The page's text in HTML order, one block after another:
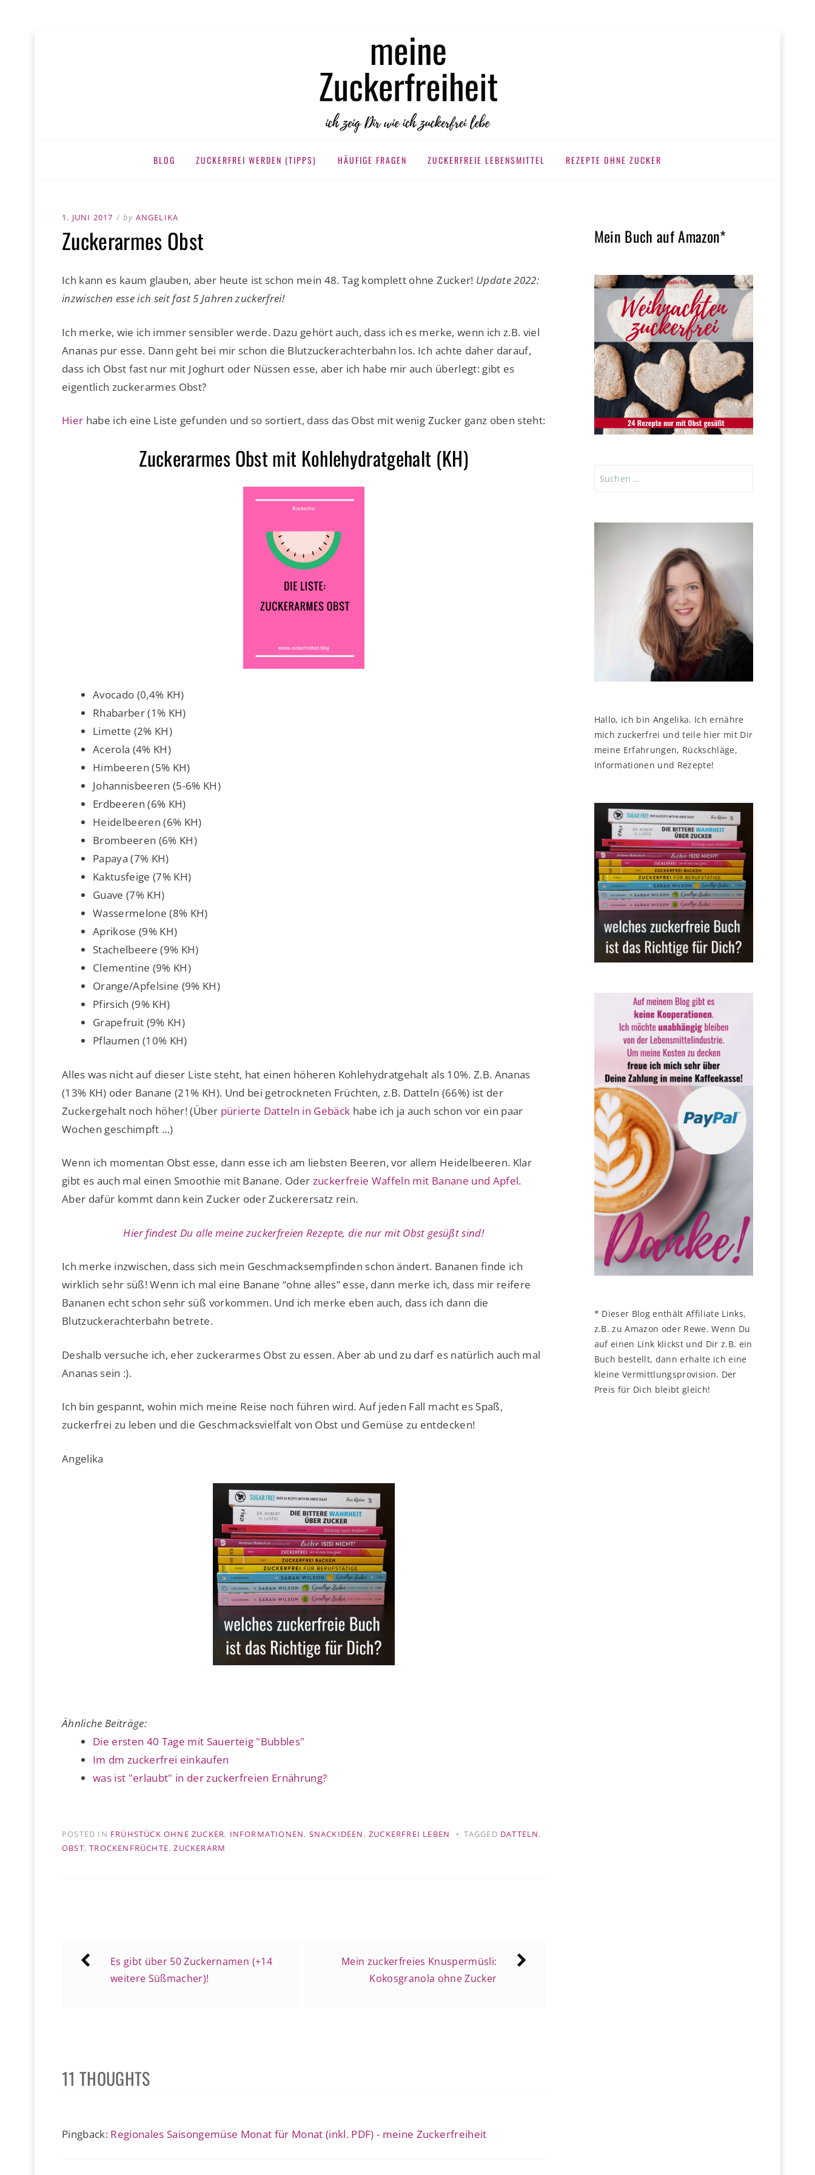
MEINE ZUCKERFREIHEIT
BLOG ZUCKERFREI WERDEN (TIPPS) HÄUFIGE FRAGEN ZUCKERFREIE LEBENSMITTEL REZEPTE OHNE ZUCKER
POSTED
ON
1. JUNI 2017 by ANGELIKA
Zuckerarmes Obst
Ich kann es kaum glauben, aber heute ist schon mein 48. Tag komplett ohne Zucker! Update 2022:
inzwischen esse ich seit fast 5 Jahren zuckerfrei!
Ich merke, wie ich immer sensibler werde. Dazu gehört auch, dass ich es merke, wenn ich z.B. viel
Ananas pur esse. Dann geht bei mir schon die Blutzuckerachterbahn los. Ich achte daher darauf,
dass ich Obst fast nur mit Joghurt oder Nüssen esse, aber ich habe mir auch überlegt: gibt es
eigentlich zuckerarmes Obst?
Hier habe ich eine Liste gefunden und so sortiert, dass das Obst mit wenig Zucker ganz oben steht:
Zuckerarmes Obst mit Kohlehydratgehalt (KH)
Avocado (0,4% KH)
Rhabarber (1% KH)
Limette (2% KH)
Acerola (4% KH)
Himbeeren (5% KH)
Johannisbeeren (5-6% KH)
Erdbeeren (6% KH)
Heidelbeeren (6% KH)
Brombeeren (6% KH)
Papaya (7% KH)
Kaktusfeige (7% KH)
Guave (7% KH)
Wassermelone (8% KH)
Aprikose (9% KH)
Stachelbeere (9% KH)
Clementine (9% KH)
Orange/Apfelsine (9% KH)
Pfirsich (9% KH)
Grapefruit (9% KH)
Pflaumen (10% KH)
Alles was nicht auf dieser Liste steht, hat einen höheren Kohlehydratgehalt als 10%. Z.B. Ananas
(13% KH) oder Banane (21% KH). Und bei getrockneten Früchten, z.B. Datteln (66%) ist der
Zuckergehalt noch höher! (Über pürierte Datteln in Gebäck habe ich ja auch schon vor ein paar
Wochen geschimpft …)
Wenn ich momentan Obst esse, dann esse ich am liebsten Beeren, vor allem Heidelbeeren. Klar
gibt es auch mal einen Smoothie mit Banane. Oder zuckerfreie Waffeln mit Banane und Apfel.
Aber dafür kommt dann kein Zucker oder Zuckerersatz rein.
Hier findest Du alle meine zuckerfreien Rezepte, die nur mit Obst gesüßt sind!
Ich merke inzwischen, dass sich mein Geschmacksempfinden schon ändert. Bananen finde ich
wirklich sehr süß! Wenn ich mal eine Banane “ohne alles” esse, dann merke ich, dass mir reifere
Bananen echt schon sehr süß vorkommen. Und ich merke eben auch, dass ich dann die
Blutzuckerachterbahn betrete.
Deshalb versuche ich, eher zuckerarmes Obst zu essen. Aber ab und zu darf es natürlich auch mal
Ananas sein :).
Ich bin gespannt, wohin mich meine Reise noch führen wird. Auf jeden Fall macht es Spaß,
zuckerfrei zu leben und die Geschmacksvielfalt von Obst und Gemüse zu entdecken!
Angelika
Ähnliche Beiträge:
Die ersten 40 Tage mit Sauerteig "Bubbles"
Im dm zuckerfrei einkaufen
was ist "erlaubt" in der zuckerfreien Ernährung?
POSTED IN FRÜHSTÜCK OHNE ZUCKER, INFORMATIONEN, SNACKIDEEN ,ZUCKERFREI LEBEN TAGGED DATTELN,
OBST,TROCKENFRÜCHTE,ZUCKERARM
Beitragsnavigation
Es gibt über 50 Zuckernamen (+14
weitere Süßmacher)!
Mein zuckerfreies Knuspermüsli:
Kokosgranola ohne Zucker
11 THOUGHTS
Pingback: Regionales Saisongemüse Monat für Monat (inkl. PDF) - meine Zuckerfreiheit
Mein Buch auf Amazon*
Hallo, ich bin Angelika. Ich ernähre
mich zuckerfrei und teile hier mit Dir
meine Erfahrungen, Rückschläge,
Informationen und Rezepte!
* Dieser Blog enthält Affiliate Links,
z.B. zu Amazon oder Rewe. Wenn Du
auf einen Link klickst und Dir z.B. ein
Buch bestellt, dann erhalte ich eine
kleine Vermittlungsprovision. Der
Preis für Dich bleibt gleich!